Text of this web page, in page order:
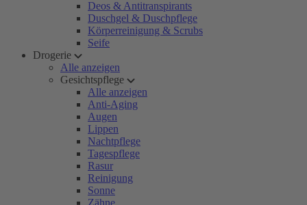
Deos & Antitranspirants
Duschgel & Duschpflege
Körperreinigung & Scrubs
Seife
Drogerie
Alle anzeigen
Gesichtspflege
Alle anzeigen
Anti-Aging
Augen
Lippen
Nachtpflege
Tagespflege
Rasur
Reinigung
Sonne
Zähne